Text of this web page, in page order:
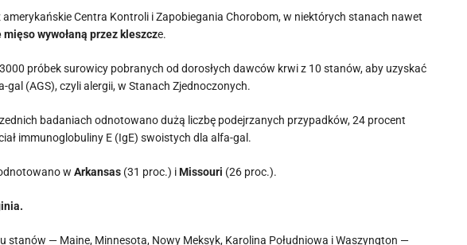
Centra Kontroli i Zapobiegania Chorobom, w niektórych stanach nawet
wywołaną przez kleszcze.
próbek surowicy pobranych od dorosłych dawców krwi z 10 stanów, aby uzyskać
(AGS), czyli alergii, w Stanach Zjednoczonych.
badaniach odnotowano dużą liczbę podejrzanych przypadków, 24 procent
immunoglobuliny E (IgE) swoistych dla alfa-gal.
wArkansas (31 proc.) iMissouri (26 proc.).
stanów — Maine, Minnesota, Nowy Meksyk, Karolina Południowa i Waszyngton —